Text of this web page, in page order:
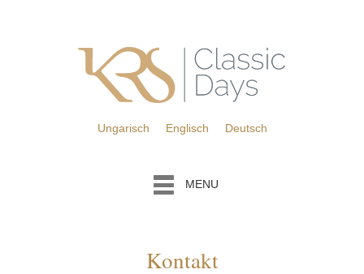
Ungarisch Englisch Deutsch
MENU
Kontakt